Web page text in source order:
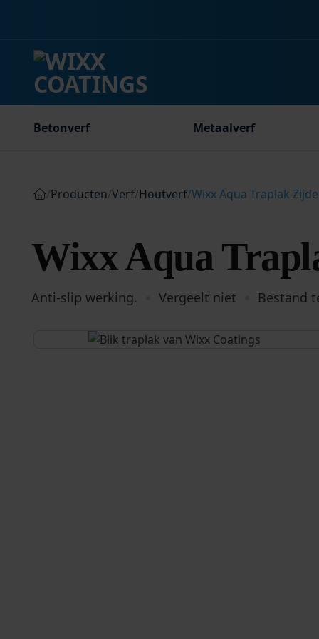
Betonverf Metaalverf
/Producten/Verf/Houtverf/Wixx Aqua Traplak
Wixx Aqua
Anti-slip werking. Vergeelt niet Bestand